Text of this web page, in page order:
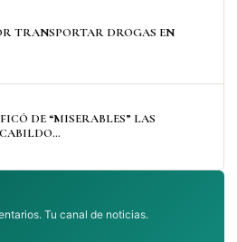
TRANSPORTAR DROGAS EN
DE “MISERABLES” LAS
Tu canal de noticias.